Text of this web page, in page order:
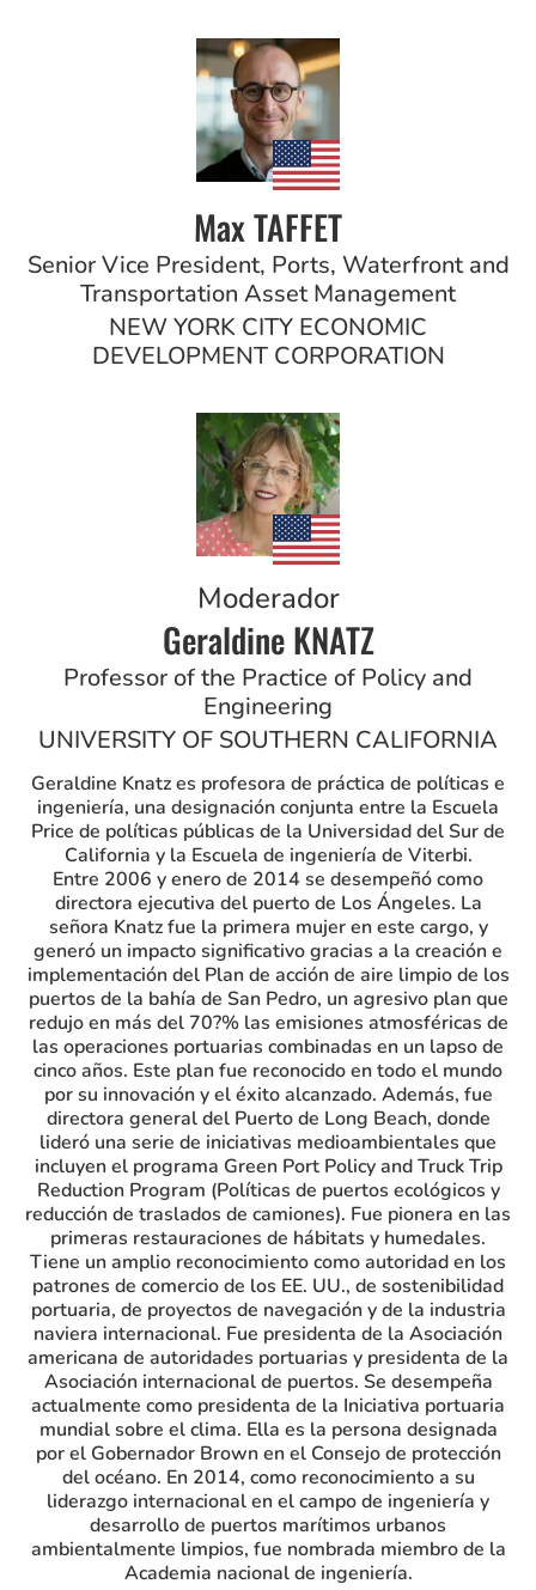
Max TAFFET
Senior Vice President, Ports, Waterfront and
Transportation Asset Management
NEW YORK CITY ECONOMIC
DEVELOPMENT CORPORATION
Moderador
Geraldine KNATZ
Professor of the Practice of Policy and
Engineering
UNIVERSITY OF SOUTHERN CALIFORNIA
Geraldine Knatz es profesora de práctica de políticas e
ingeniería, una designación conjunta entre la Escuela
Price de políticas públicas de la Universidad del Sur de
California y la Escuela de ingeniería de Viterbi.
Entre 2006 y enero de 2014 se desempeñó como
directora ejecutiva del puerto de Los Ángeles. La
señora Knatz fue la primera mujer en este cargo, y
generó un impacto significativo gracias a la creación e
implementación del Plan de acción de aire limpio de los
puertos de la bahía de San Pedro, un agresivo plan que
redujo en más del 70?% las emisiones atmosféricas de
las operaciones portuarias combinadas en un lapso de
cinco años. Este plan fue reconocido en todo el mundo
por su innovación y el éxito alcanzado. Además, fue
directora general del Puerto de Long Beach, donde
lideró una serie de iniciativas medioambientales que
incluyen el programa Green Port Policy and Truck Trip
Reduction Program (Políticas de puertos ecológicos y
reducción de traslados de camiones). Fue pionera en las
primeras restauraciones de hábitats y humedales.
Tiene un amplio reconocimiento como autoridad en los
patrones de comercio de los EE. UU., de sostenibilidad
portuaria, de proyectos de navegación y de la industria
naviera internacional. Fue presidenta de la Asociación
americana de autoridades portuarias y presidenta de la
Asociación internacional de puertos. Se desempeña
actualmente como presidenta de la Iniciativa portuaria
mundial sobre el clima. Ella es la persona designada
por el Gobernador Brown en el Consejo de protección
del océano. En 2014, como reconocimiento a su
liderazgo internacional en el campo de ingeniería y
desarrollo de puertos marítimos urbanos
ambientalmente limpios, fue nombrada miembro de la
Academia nacional de ingeniería.